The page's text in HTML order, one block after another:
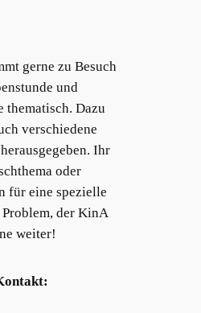
gerne zu Besuch
und
thematisch. Dazu
verschiedene
Ihr
oder
für eine spezielle
der KinA
weiter!